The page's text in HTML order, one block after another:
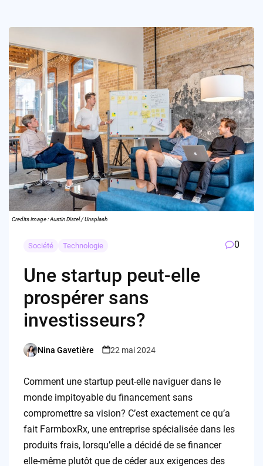
Credits image : Austin Distel / Unsplash
Société Technologie 0
Une startup peut-elle
prospérer sans
investisseurs?
Posted
Nina Gavetière 22 mai 2024
Comment une startup peut-elle naviguer dans le
monde impitoyable du financement sans
compromettre sa vision? C’est exactement ce qu’a
fait FarmboxRx, une entreprise spécialisée dans les
produits frais, lorsqu’elle a décidé de se financer
elle-même plutôt que de céder aux exigences des